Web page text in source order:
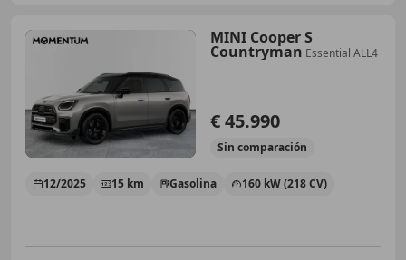
MINI Cooper S
Countryman Essential ALL4
€ 45.990
Sin comparación
12/2025 15 km Gasolina 160 kW (218 CV)